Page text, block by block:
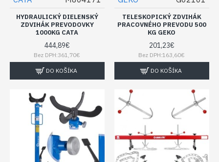
HYDRAULICKÝ DIELENSKÝ
ZDVIHÁK PREVODOVKY
1000KG CATA
444,89€
Bez DPH:361,70€
DO KOŠÍKA
TELESKOPICKÝ ZDVIHÁK
PRACOVNÉHO PREVODU 500
KG GEKO
201,23€
Bez DPH:163,60€
DO KOŠÍKA